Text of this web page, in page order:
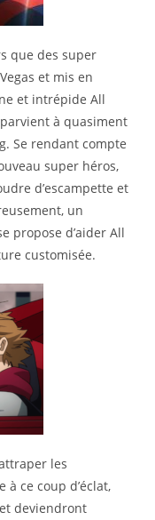
que des super
et mis en
et intrépide All
à quasiment
Se rendant compte
super héros,
d’escampette et
un
propose d’aider All
customisée.
les
ce coup d’éclat,
deviendront